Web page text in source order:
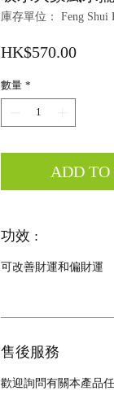
庫存單位： Feng Shui
HK$570.00價
數量 *
ADD
功效 :
可改善財運和偏財運
售後服務
歡迎詢問有關本產品